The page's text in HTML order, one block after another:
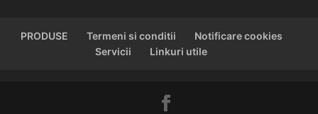
PRODUSE Termeni si conditii
Notificare cookies
Servicii
Linkuri utile